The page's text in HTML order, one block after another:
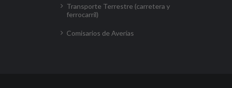
Transporte Terrestre (carretera y
ferrocarril)
Comisarios de Averías